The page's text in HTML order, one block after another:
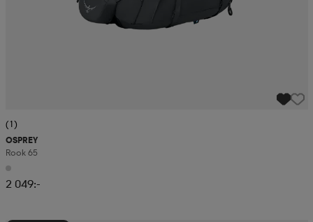
(1)
OSPREY
Rook 65
2 049:-